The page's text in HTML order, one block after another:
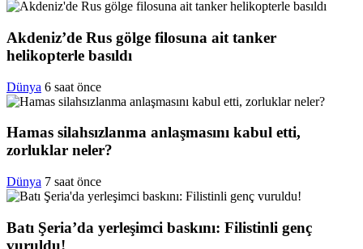
Akdeniz’de Rus gölge filosuna ait tanker
helikopterle basıldı
Dünya 6 saat önce
Hamas silahsızlanma anlaşmasını kabul etti,
zorluklar neler?
Dünya 7 saat önce
Batı Şeria’da yerleşimci baskını: Filistinli genç
vuruldu!